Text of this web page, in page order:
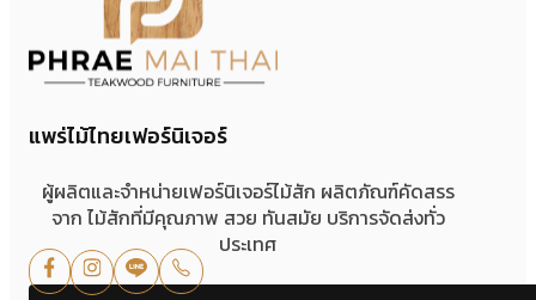
แพร่ไม้ไทยเฟอร์นิเจอร์
ผู้ผลิตและจำหน่ายเฟอร์นิเจอร์ไม้สัก ผลิตภัณฑ์คัดสรร
จาก ไม้สักที่มีคุณภาพ สวย ทันสมัย บริการจัดส่งทั่ว
ประเทศ